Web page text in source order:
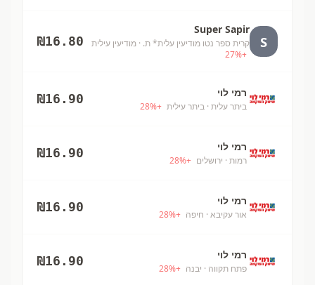
S
Super Sapir
קרית ספר נטו מודיעין עלית* ת. · מודיעין עילית
+
27%
₪16.80
רמי לוי
ביתר עלית · ביתר עילית +
28%
₪16.90
רמי לוי
רמות · ירושלים +
28%
₪16.90
רמי לוי
אור עקיבא · חיפה +
28%
₪16.90
רמי לוי
פתח תקווה · יבנה +
28%
₪16.90